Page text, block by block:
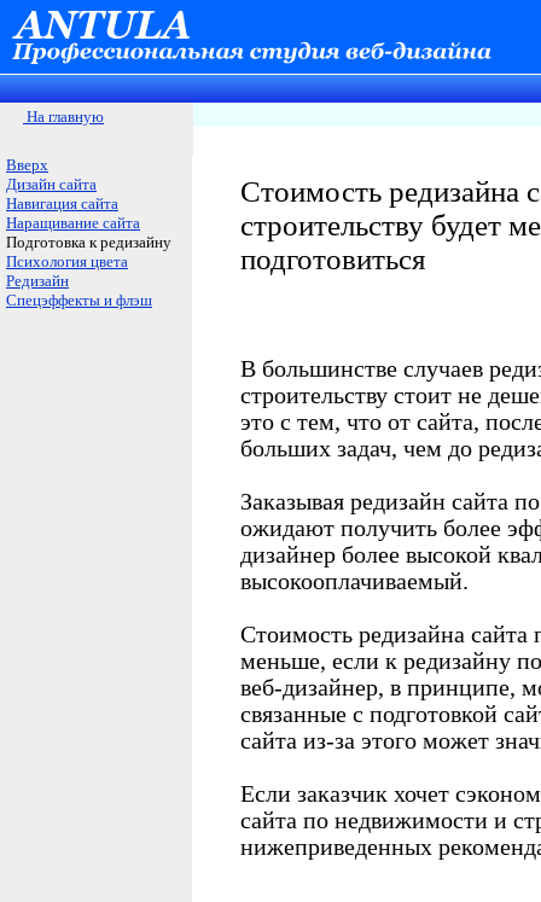
На главную
Вверх
Дизайн сайта
Навигация сайта
Наращивание сайта
Подготовка к редизайну
Психология цвета
Редизайн
Спецэффекты и флэш
Стоимость редизайна
строительству будет
подготовиться
В большинстве случаев
строительству стоит не
это с тем, что от сайта,
больших задач, чем до
Заказывая редизайн сайта
ожидают получить более
дизайнер более высокой
высокооплачиваемый.
Стоимость редизайна сайта
меньше, если к редизайну
веб-дизайнер, в принципе,
связанные с подготовкой
сайта из-за этого может
Если заказчик хочет
сайта по недвижимости и
нижеприведенных